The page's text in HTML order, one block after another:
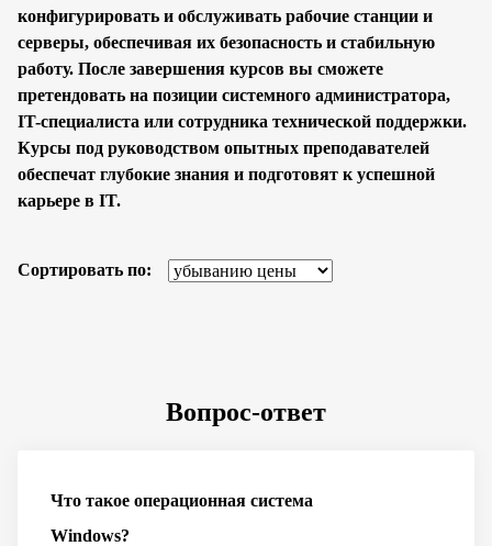
конфигурировать и обслуживать рабочие станции и
серверы, обеспечивая их безопасность и стабильную
работу. После завершения курсов вы сможете
претендовать на позиции системного администратора,
IT-специалиста или сотрудника технической поддержки.
Курсы под руководством опытных преподавателей
обеспечат глубокие знания и подготовят к успешной
карьере в IT.
Сортировать по:
Вопрос-ответ
Что такое операционная система
Windows?